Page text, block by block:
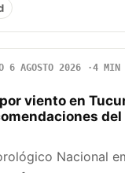
6 AGOSTO 2026
4 MIN
viento en
del
Nacional